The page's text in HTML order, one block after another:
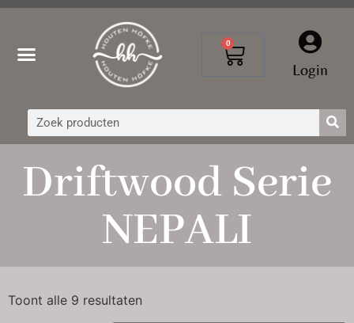
0
Login
Driftwood Serie
NEPALI
Toont alle 9 resultaten